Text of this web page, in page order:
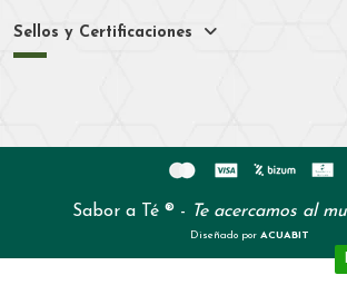
Sellos y Certificaciones
Sabor a Té ® - Te acercamos al
Diseñado por ACUABIT